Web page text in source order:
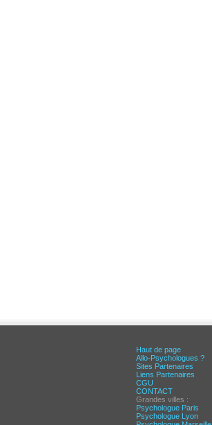
Haut de page
Allo-Psychologues ?
Sites Partenaires
Liens Partenaires
CGU
CONTACT
Grandes villes :
Psychologue Paris
Psychologue Lyon